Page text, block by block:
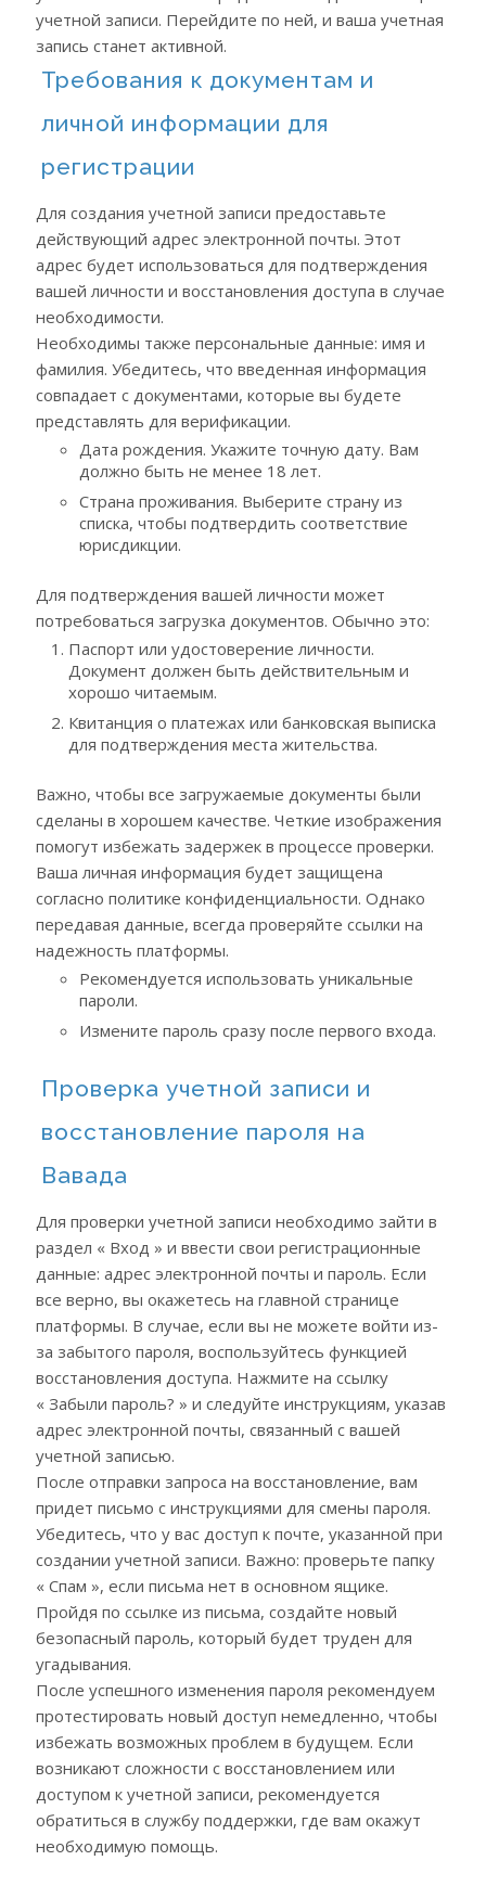
учетной записи. Перейдите по ней, и ваша учетная
запись станет активной.
Требования к документам и
личной информации для
регистрации
Для создания учетной записи предоставьте
действующий адрес электронной почты. Этот
адрес будет использоваться для подтверждения
вашей личности и восстановления доступа в случае
необходимости.
Необходимы также персональные данные: имя и
фамилия. Убедитесь, что введенная информация
совпадает с документами, которые вы будете
представлять для верификации.
Дата рождения. Укажите точную дату. Вам
должно быть не менее 18 лет.
Страна проживания. Выберите страну из
списка, чтобы подтвердить соответствие
юрисдикции.
Для подтверждения вашей личности может
потребоваться загрузка документов. Обычно это:
Паспорт или удостоверение личности.
Документ должен быть действительным и
хорошо читаемым.
Квитанция о платежах или банковская выписка
для подтверждения места жительства.
Важно, чтобы все загружаемые документы были
сделаны в хорошем качестве. Четкие изображения
помогут избежать задержек в процессе проверки.
Ваша личная информация будет защищена
согласно политике конфиденциальности. Однако
передавая данные, всегда проверяйте ссылки на
надежность платформы.
Рекомендуется использовать уникальные
пароли.
Измените пароль сразу после первого входа.
Проверка учетной записи и
восстановление пароля на
Вавада
Для проверки учетной записи необходимо зайти в
раздел « Вход » и ввести свои регистрационные
данные: адрес электронной почты и пароль. Если
все верно, вы окажетесь на главной странице
платформы. В случае, если вы не можете войти из-
за забытого пароля, воспользуйтесь функцией
восстановления доступа. Нажмите на ссылку
« Забыли пароль? » и следуйте инструкциям, указав
адрес электронной почты, связанный с вашей
учетной записью.
После отправки запроса на восстановление, вам
придет письмо с инструкциями для смены пароля.
Убедитесь, что у вас доступ к почте, указанной при
создании учетной записи. Важно: проверьте папку
« Спам », если письма нет в основном ящике.
Пройдя по ссылке из письма, создайте новый
безопасный пароль, который будет труден для
угадывания.
После успешного изменения пароля рекомендуем
протестировать новый доступ немедленно, чтобы
избежать возможных проблем в будущем. Если
возникают сложности с восстановлением или
доступом к учетной записи, рекомендуется
обратиться в службу поддержки, где вам окажут
необходимую помощь.